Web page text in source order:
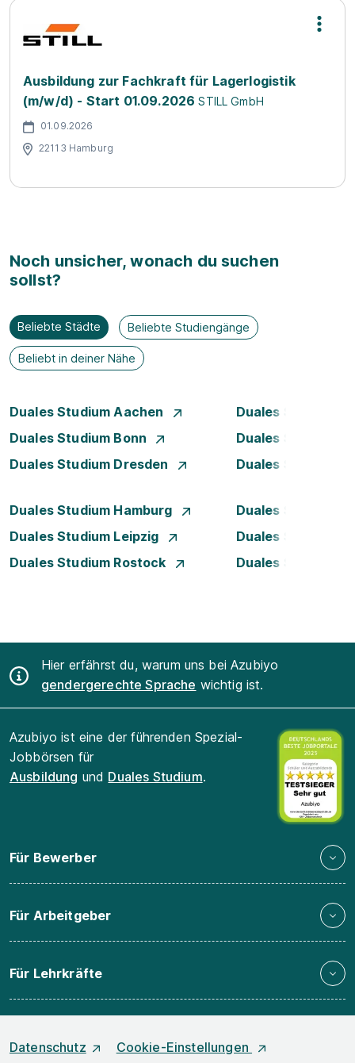
Ausbildung zur Fachkraft für Lagerlogistik
(m/w/d) - Start 01.09.2026 STILL GmbH
01.09.2026
22113 Hamburg
Noch unsicher, wonach du suchen
sollst?
Beliebte Städte Beliebte Studiengänge
Beliebt in deiner Nähe
Duales Studium Aachen
Duales Studium
Duales Studium Bonn
Duales Studium
Duales Studium Dresden
Duales Studium
Duales Studium Hamburg
Duales Studium
Duales Studium Leipzig
Duales Studium
Duales Studium Rostock
Duales Studium
Hier erfährst du, warum uns bei Azubiyo
gendergerechte Sprache wichtig ist.
Azubiyo ist eine der führenden Spezial-
Jobbörsen für
Ausbildung und Duales Studium.
Für Bewerber
Für Arbeitgeber
Für Lehrkräfte
Datenschutz Cookie-Einstellungen